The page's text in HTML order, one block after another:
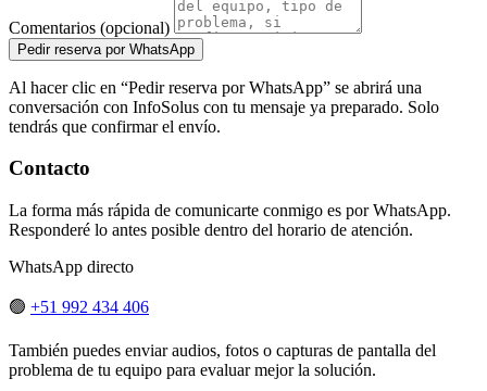
Comentarios (opcional)
Pedir reserva por WhatsApp
Al hacer clic en “Pedir reserva por WhatsApp” se abrirá una
conversación con InfoSolus con tu mensaje ya preparado. Solo
tendrás que confirmar el envío.
Contacto
La forma más rápida de comunicarte conmigo es por WhatsApp.
Responderé lo antes posible dentro del horario de atención.
WhatsApp directo
🟢 +51 992 434 406
También puedes enviar audios, fotos o capturas de pantalla del
problema de tu equipo para evaluar mejor la solución.